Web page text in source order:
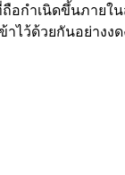
อกำเนิดขึ้นภายใ
าไว้ด้วยกันอย่างง